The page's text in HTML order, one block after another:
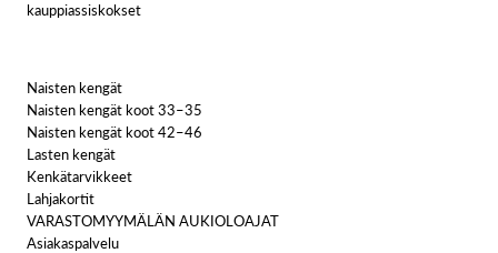
kauppiassiskokset
Naisten kengät
Naisten kengät koot 33–35
Naisten kengät koot 42–46
Lasten kengät
Kenkätarvikkeet
Lahjakortit
VARASTOMYYMÄLÄN AUKIOLOAJAT
Asiakaspalvelu